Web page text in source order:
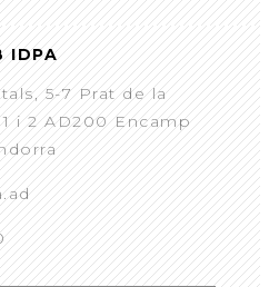
IDPA
5-7 Prat de la
i 2 AD200 Encamp